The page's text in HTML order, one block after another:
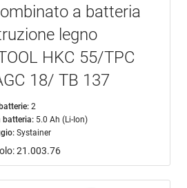
a batteria
legno
HKC 55/TPC
18/ TB 137
2
batteria: 5.0 Ah (Li-Ion)
Systainer
21.003.76